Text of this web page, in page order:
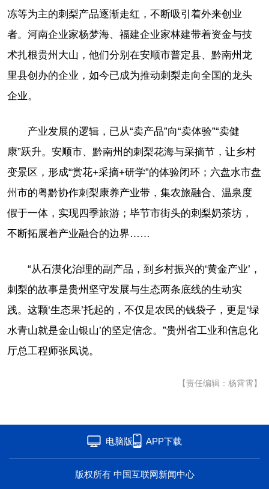
冻等为主的刺梨产品逐渐走红，不断吸引着外来创业
者。河南企业家杨梦海、福建企业家林建带着资金与技
术扎根贵州大山，他们分别在安顺市普定县、黔南州龙
里县创办的企业，如今已成为推动刺梨走向全国的龙头
企业。
产业发展的逻辑，已从“卖产品”向“卖体验”“卖健
康”跃升。安顺市、黔南州的刺梨花海与采摘节，让乡村
变景区，形成“赏花+采摘+研学”的体验闭环；六盘水市盘
州市的粤黔协作刺梨康养产业带，集农旅融合、温泉度
假于一体，实现四季旅游；毕节市街头的刺梨奶茶坊，
不断拓展着产业融合的边界……
“从石漠化治理的副产品，到乡村振兴的‘黄金产业’，
刺梨的故事是贵州坚守发展与生态两条底线的生动实
践。这颗‘生态果’托起的，不仅是农民的钱袋子，更是‘绿
水青山就是金山银山’的坚定信念。”贵州省工业和信息化
厅总工程师张凤说。
【责任编辑：杨霄霄】
电脑版 APP下载
版权所有 中国互联网新闻中心